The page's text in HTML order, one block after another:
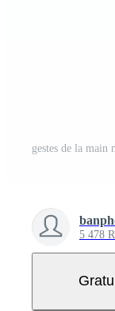
gestes de la main
5 478